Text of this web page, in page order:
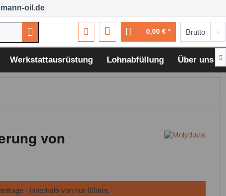
oil.de
0,00 € *
Werkstattausrüstung Lohnabfüllung Über uns 
von